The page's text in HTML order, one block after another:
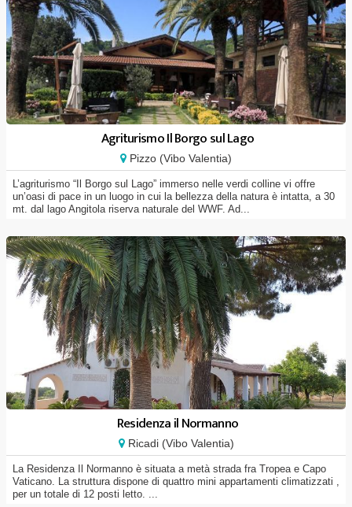
Agriturismo Il Borgo sul Lago
Pizzo (Vibo Valentia)
L’agriturismo “Il Borgo sul Lago” immerso nelle verdi colline vi offre
un’oasi di pace in un luogo in cui la bellezza della natura è intatta, a 30
mt. dal lago Angitola riserva naturale del WWF. Ad...
Residenza il Normanno
Ricadi (Vibo Valentia)
La Residenza Il Normanno è situata a metà strada fra Tropea e Capo
Vaticano. La struttura dispone di quattro mini appartamenti climatizzati ,
per un totale di 12 posti letto. ...